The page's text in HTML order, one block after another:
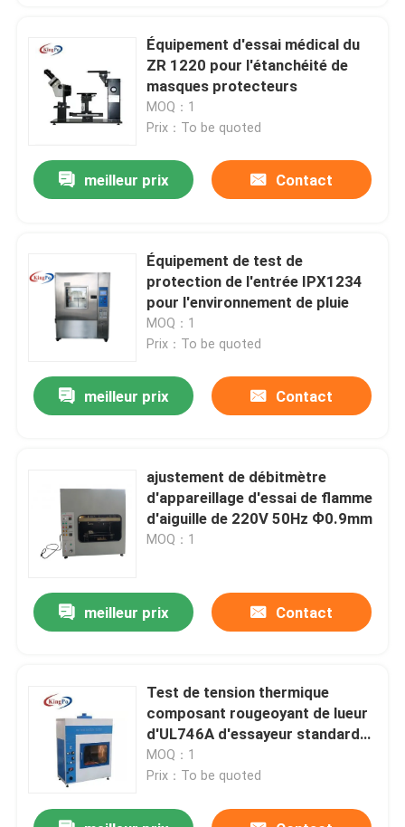
Maison
Produits
Au sujet de nous
Équipement d'essai médical du
ZR 1220 pour l'étanchéité de
masques protecteurs
MOQ：1
Prix：To be quoted
meilleur prix Contact
Équipement de test de
protection de l'entrée IPX1234
pour l'environnement de pluie
MOQ：1
Prix：To be quoted
meilleur prix Contact
ajustement de débitmètre
d'appareillage d'essai de flamme
d'aiguille de 220V 50Hz Ф0.9mm
MOQ：1
meilleur prix Contact
Test de tension thermique
composant rougeoyant de lueur
d'UL746A d'essayeur standard
de fil
MOQ：1
Prix：To be quoted